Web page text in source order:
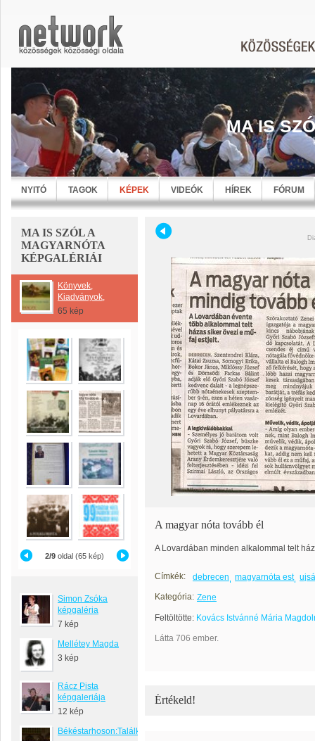
MA IS
NYITÓ TAGOK KÉPEK VIDEÓK HÍREK FÓRUM
MA IS SZÓL A
MAGYARNÓTA
KÉPGALÉRIÁI
Könyvek,
Kiadványok,
65 kép
2/9 oldal (65 kép)
Simon Zsóka
képgaléria
7 kép
Mellétey Magda
3 kép
Rácz Pista
képgaleriája
12 kép
Békéstarhoson:Találkozó
A magyar nóta tovább él
A Lovardában minden alkalommal telt
Címkék: debrecen magyarnóta est
Kategória: Zene
Feltöltötte: Kovács Istvánné Mária
Látta 706 ember.
Értékeld!